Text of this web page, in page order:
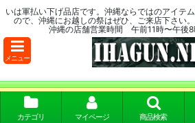
いは軍払い下げ品店です。沖縄ならではのアイテ
ので、沖縄にお越しの祭はぜひ
沖縄の店舗営業時間 午前11時〜
メニュー
カテゴリ マイページ 商品検索